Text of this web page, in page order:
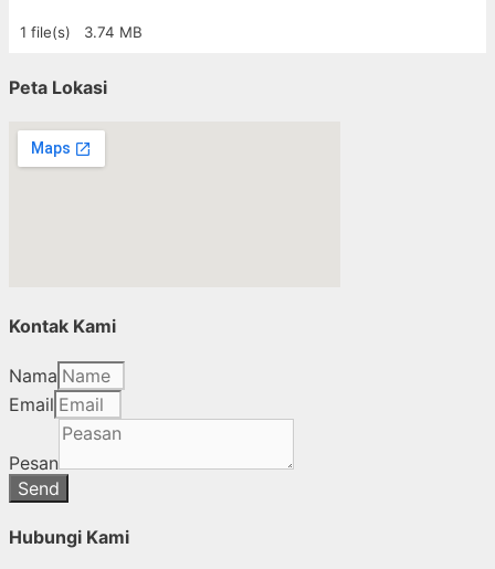
1 file(s) 3.74 MB
Peta Lokasi
Kontak Kami
Nama
Email
Pesan
Send
Hubungi Kami